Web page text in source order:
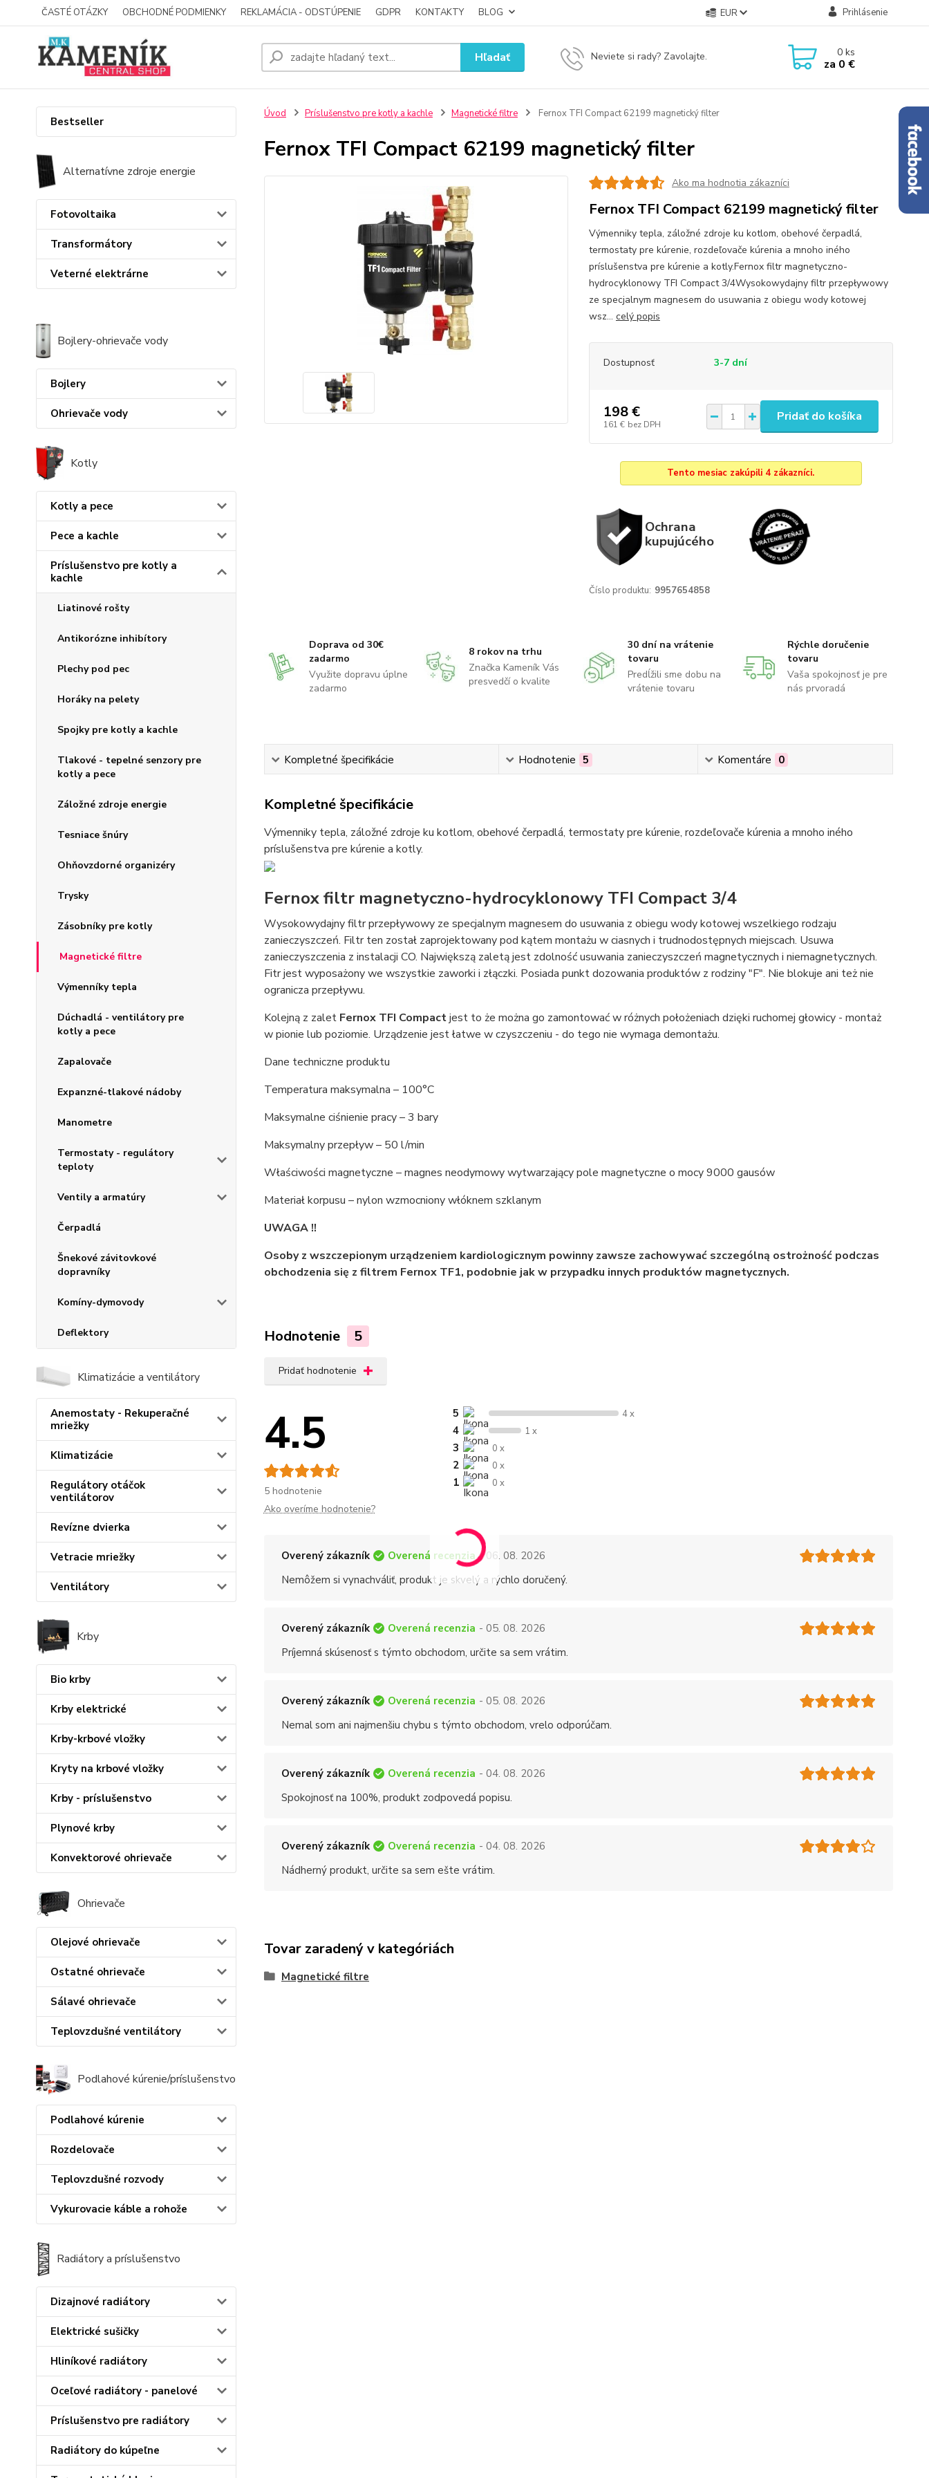
ČASTÉ OTÁZKY OBCHODNÉ PODMIENKY REKLAMÁCIA - ODSTÚPENIE GDPR KONTAKTY BLOG EUR Prihlásenie
Hľadať Neviete si rady? Zavolajte. 0ks
za 0 €
Bestseller
Alternatívne zdroje energie
Fotovoltaika
Transformátory
Veterné elektrárne
Bojlery-ohrievače vody
Bojlery
Ohrievače vody
Kotly
Kotly a pece
Pece a kachle
Príslušenstvo pre kotly a
kachle
Liatinové rošty
Antikorózne inhibítory
Plechy pod pec
Horáky na pelety
Spojky pre kotly a kachle
Tlakové - tepelné senzory pre
kotly a pece
Záložné zdroje energie
Tesniace šnúry
Ohňovzdorné organizéry
Trysky
Zásobníky pre kotly
Magnetické filtre
Výmenníky tepla
Dúchadlá - ventilátory pre
kotly a pece
Zapalovače
Expanzné-tlakové nádoby
Manometre
Termostaty - regulátory
teploty
Ventily a armatúry
Čerpadlá
Šnekové závitovkové
dopravníky
Komíny-dymovody
Deflektory
Klimatizácie a ventilátory
Anemostaty - Rekuperačné
mriežky
Klimatizácie
Regulátory otáčok
ventilátorov
Revízne dvierka
Vetracie mriežky
Ventilátory
Krby
Bio krby
Krby elektrické
Krby-krbové vložky
Kryty na krbové vložky
Krby - príslušenstvo
Plynové krby
Konvektorové ohrievače
Ohrievače
Olejové ohrievače
Ostatné ohrievače
Sálavé ohrievače
Teplovzdušné ventilátory
Podlahové kúrenie/príslušenstvo
Podlahové kúrenie
Rozdelovače
Teplovzdušné rozvody
Vykurovacie káble a rohože
Radiátory a príslušenstvo
Dizajnové radiátory
Elektrické sušičky
Hliníkové radiátory
Oceľové radiátory - panelové
Príslušenstvo pre radiátory
Radiátory do kúpeľne
Úvod Príslušenstvo pre kotly a kachle Magnetické filtre Fernox TFI Compact 62199 magnetický filter
Fernox TFI Compact 62199 magnetický filter
Ako ma hodnotia zákazníci
Fernox TFI Compact 62199 magnetický filter
Výmenniky tepla, záložné zdroje ku kotlom, obehové čerpadlá,
termostaty pre kúrenie, rozdeľovače kúrenia a mnoho iného
príslušenstva pre kúrenie a kotly.Fernox filtr magnetyczno-
hydrocyklonowy TFI Compact 3/4Wysokowydajny filtr przepływowy
ze specjalnym magnesem do usuwania z obiegu wody kotowej
wsz... celý popis
Dostupnosť 3-7 dní
198 €
161 € bez DPH
Pridať do košíka
Tento mesiac zakúpili 4 zákazníci.
Ochrana
kupujúcého
Číslo produktu: 9957654858
Doprava od 30€
zadarmo
Využite dopravu úplne
zadarmo
8 rokov na trhu
Značka Kameník Vás
presvedčí o kvalite
30 dní na vrátenie
tovaru
Predĺžili sme dobu na
vrátenie tovaru
Rýchle doručenie
tovaru
Vaša spokojnosť je pre
nás prvoradá
Kompletné špecifikácie Hodnotenie 5 Komentáre 0
Kompletné špecifikácie
Výmenniky tepla, záložné zdroje ku kotlom, obehové čerpadlá, termostaty pre kúrenie, rozdeľovače kúrenia a mnoho iného
príslušenstva pre kúrenie a kotly.
Fernox filtr magnetyczno-hydrocyklonowy TFI Compact 3/4
Wysokowydajny filtr przepływowy ze specjalnym magnesem do usuwania z obiegu wody kotowej wszelkiego rodzaju
zanieczyszczeń. Filtr ten został zaprojektowany pod kątem montażu w ciasnych i trudnodostępnych miejscach. Usuwa
zanieczyszczenia z instalacji CO. Największą zaletą jest zdolność usuwania zanieczyszczeń magnetycznych i niemagnetycznych.
Fitr jest wyposażony we wszystkie zaworki i złączki. Posiada punkt dozowania produktów z rodziny "F". Nie blokuje ani też nie
ogranicza przepływu.
Kolejną z zalet Fernox TFI Compactjest to że można go zamontować w różnych położeniach dzięki ruchomej głowicy - montaż
w pionie lub poziomie. Urządzenie jest łatwe w czyszczeniu - do tego nie wymaga demontażu.
Dane techniczne produktu
Temperatura maksymalna – 100°C
Maksymalne ciśnienie pracy – 3 bary
Maksymalny przepływ – 50 l/min
Właściwości magnetyczne – magnes neodymowy wytwarzający pole magnetyczne o mocy 9000 gausów
Materiał korpusu – nylon wzmocniony włóknem szklanym
UWAGA !!
Osoby z wszczepionym urządzeniem kardiologicznym powinny zawsze zachowywać szczególną ostrożność podczas
obchodzenia się z filtrem Fernox TF1, podobnie jak w przypadku innych produktów magnetycznych.
Hodnotenie 5
Pridať hodnotenie
4.5
5 hodnotenie
5 4 x
4 1 x
3 0 x
2 0 x
1 0 x
Ako overíme hodnotenie?
Overený zákazník Overená recenzia - 06. 08. 2026
Nemôžem si vynachváliť, produkt je skvelý a rýchlo doručený.
Overený zákazník Overená recenzia - 05. 08. 2026
Príjemná skúsenosť s týmto obchodom, určite sa sem vrátim.
Overený zákazník Overená recenzia - 05. 08. 2026
Nemal som ani najmenšiu chybu s týmto obchodom, vrelo odporúčam.
Overený zákazník Overená recenzia - 04. 08. 2026
Spokojnosť na 100%, produkt zodpovedá popisu.
Overený zákazník Overená recenzia - 04. 08. 2026
Nádherný produkt, určite sa sem ešte vrátim.
Tovar zaradený v kategóriách
Magnetické filtre